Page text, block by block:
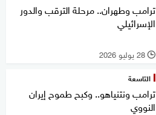
ترامب وطهران.. مرحلة الترقب والدور
الإسرائيلي
l 28 يوليو 2026
التاسعة
ترامب ونتنياهو.. وكبح طموح إيران
النووي